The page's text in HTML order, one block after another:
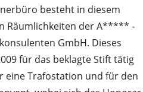
besteht in diesem
Räumlichkeiten der A***** ‑
GmbH. Dieses
für das beklagte Stift tätig
eine Trafostation und für den